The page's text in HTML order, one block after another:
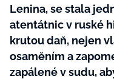
Lenina, se stala
atentátnic v ruské
krutou daň, nejen
osaměním a
zapálené v sudu,